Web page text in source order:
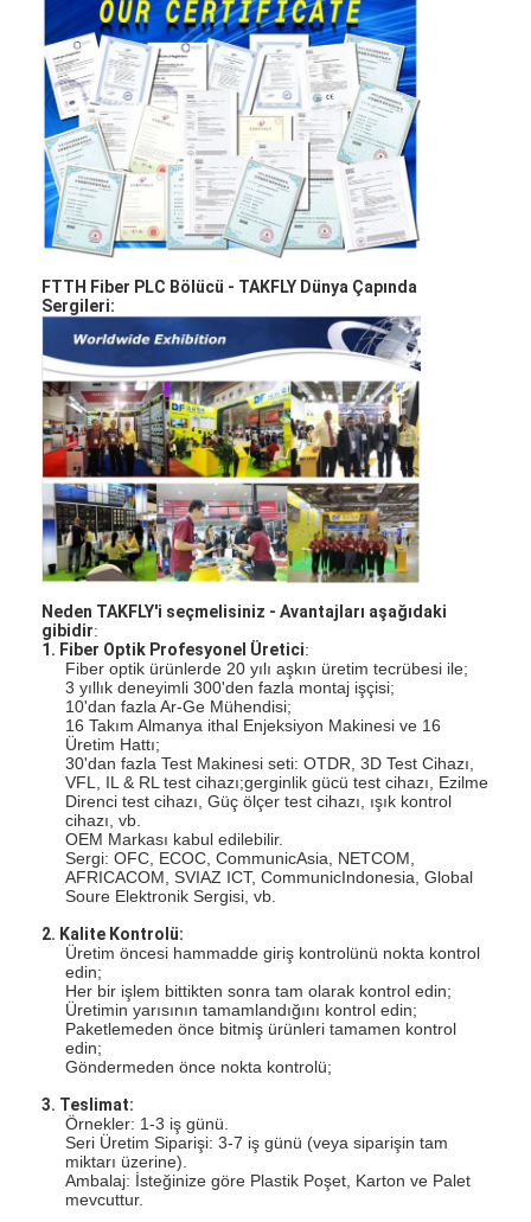
Fiber Optik Patchcord
Fiber optik pigtail
fiber optik adaptör
fiber optik konektör
fiber optik zayıflatıcı
Fiber Optik Sonlandırma Kutusu
Fiber optik patch panel
Optik Alıcı-Verici Modülü
Fiber Optik Medya Dönüştürücü
Ethernet Fiber Anahtarı
Fiber Optik Alet Seti
PM ve Yüksek Güç Bileşenleri
FTTH Fiber PLC Bölücü - TAKFLY Dünya Çapında
Sergileri:
Neden TAKFLY'i seçmelisiniz - Avantajları aşağıdaki
gibidir:
1. Fiber Optik Profesyonel Üretici:
Fiber optik ürünlerde 20 yılı aşkın üretim tecrübesi ile;
3 yıllık deneyimli 300'den fazla montaj işçisi;
10'dan fazla Ar-Ge Mühendisi;
16 Takım Almanya ithal Enjeksiyon Makinesi ve 16
Üretim Hattı;
30'dan fazla Test Makinesi seti: OTDR, 3D Test Cihazı,
VFL, IL & RL test cihazı;gerginlik gücü test cihazı, Ezilme
Direnci test cihazı, Güç ölçer test cihazı, ışık kontrol
cihazı, vb.
OEM Markası kabul edilebilir.
Sergi: OFC, ECOC, CommunicAsia, NETCOM,
AFRICACOM, SVIAZ ICT, CommunicIndonesia, Global
Soure Elektronik Sergisi, vb.
2. Kalite Kontrolü:
Üretim öncesi hammadde giriş kontrolünü nokta kontrol
edin;
Her bir işlem bittikten sonra tam olarak kontrol edin;
Üretimin yarısının tamamlandığını kontrol edin;
Paketlemeden önce bitmiş ürünleri tamamen kontrol
edin;
Göndermeden önce nokta kontrolü;
3. Teslimat:
Örnekler: 1-3 iş günü.
Seri Üretim Siparişi: 3-7 iş günü (veya siparişin tam
miktarı üzerine).
Ambalaj: İsteğinize göre Plastik Poşet, Karton ve Palet
mevcuttur.